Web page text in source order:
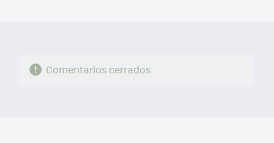
Comentarios cerrados